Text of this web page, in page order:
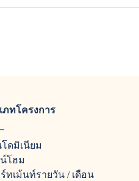
ภทโครงการ
ดมิเนียม
โฮม
ทเม้นท์รายวัน / เดือน